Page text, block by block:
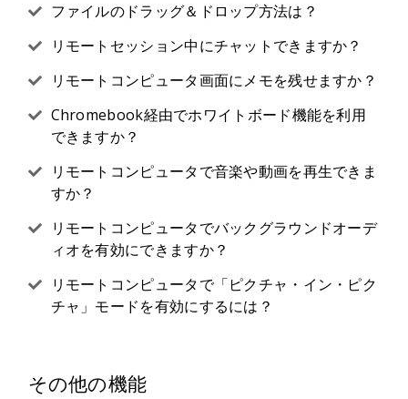
ファイルのドラッグ＆ドロップ方法は？
リモートセッション中にチャットできますか？
リモートコンピュータ画面にメモを残せますか？
Chromebook経由でホワイトボード機能を利用
できますか？
リモートコンピュータで音楽や動画を再生できま
すか？
リモートコンピュータでバックグラウンドオーデ
ィオを有効にできますか？
リモートコンピュータで「ピクチャ・イン・ピク
チャ」モードを有効にするには？
その他の機能